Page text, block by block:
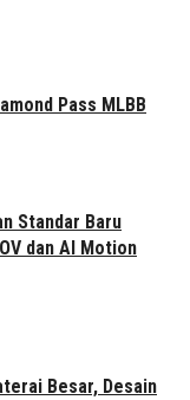
Pass MLBB
Standar Baru
dan AI Motion
Besar, Desain